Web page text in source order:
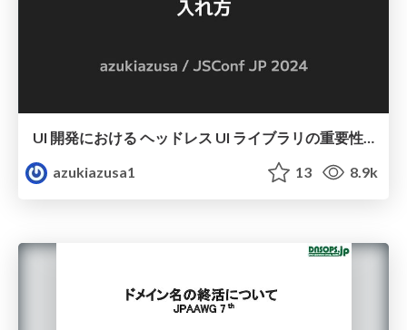
UI 開発における ヘッドレス UI ライブラリの重要性とデザインシステムへの取り入れ方
azukiazusa1
13 8.9k